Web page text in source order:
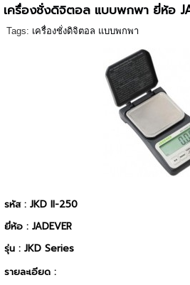
เครื่องชั่งดิจิตอล แบบพกพา ยี่ห้อ
Tags: เครื่องชั่งดิจิตอล แบบพกพา
รหัส : JKD II-250
ยี่ห้อ : JADEVER
รุ่น : JKD Series
รายละเอียด :